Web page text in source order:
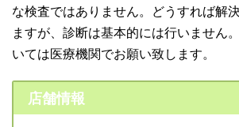
な検査ではありません。どうすれば解
ますが、診断は基本的には行いません
いては医療機関でお願い致します。
店舗情報